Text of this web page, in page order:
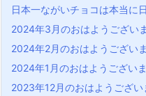
日本一ながいチョコは本当に
2024年3月のおはようござい
2024年2月のおはようござい
2024年1月のおはようござい
2023年12月のおはようござい